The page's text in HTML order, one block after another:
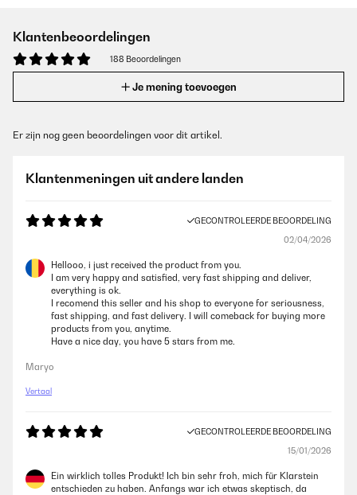
Klantenbeoordelingen
188 Beoordelingen
Je mening toevoegen
Er zijn nog geen beoordelingen voor dit artikel.
Klantenmeningen uit andere landen
GECONTROLEERDE BEOORDELING
02/04/2026
Hellooo, i just received the product from you.
I am very happy and satisfied, very fast shipping and deliver,
everything is ok.
I recomend this seller and his shop to everyone for seriousness,
fast shipping, and fast delivery. I will comeback for buying more
products from you, anytime.
Have a nice day, you have 5 stars from me.
Maryo
Vertaal
GECONTROLEERDE BEOORDELING
15/01/2026
Ein wirklich tolles Produkt! Ich bin sehr froh, mich für Klarstein
entschieden zu haben. Anfangs war ich etwas skeptisch, da